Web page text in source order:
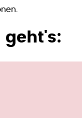
geht's: